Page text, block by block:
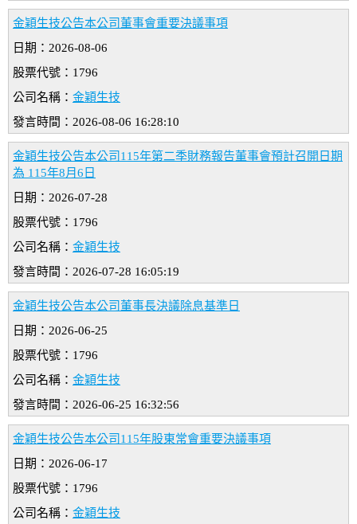
金穎生技公告本公司董事會重要決議事項
日期：2026-08-06
股票代號：1796
公司名稱： 金穎生技
發言時間：2026-08-06 16:28:10
金穎生技公告本公司115年第二季財務報告董事會預計召開日期
為 115年8月6日
日期：2026-07-28
股票代號：1796
公司名稱： 金穎生技
發言時間：2026-07-28 16:05:19
金穎生技公告本公司董事長決議除息基準日
日期：2026-06-25
股票代號：1796
公司名稱： 金穎生技
發言時間：2026-06-25 16:32:56
金穎生技公告本公司115年股東常會重要決議事項
日期：2026-06-17
股票代號：1796
公司名稱： 金穎生技